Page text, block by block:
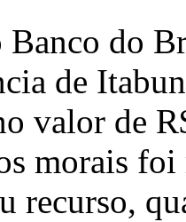
do
de
valor de
morais
recurso,